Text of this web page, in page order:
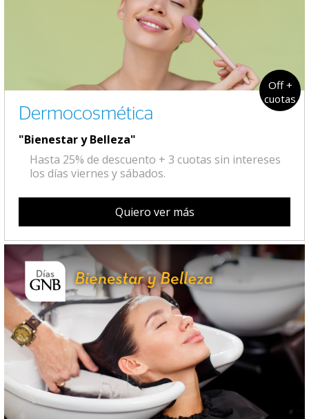
Off +
cuotas
Dermocosmética
"Bienestar y Belleza"
Hasta 25% de descuento + 3 cuotas sin intereses
los días viernes y sábados.
Quiero ver más